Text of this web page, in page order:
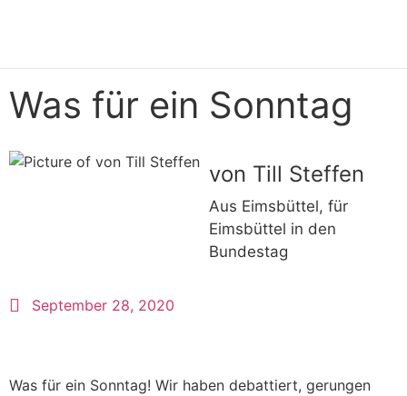
Was für ein Sonntag
von Till Steffen
Aus Eimsbüttel, für
Eimsbüttel in den
Bundestag
September 28, 2020
Was für ein Sonntag! Wir haben debattiert, gerungen